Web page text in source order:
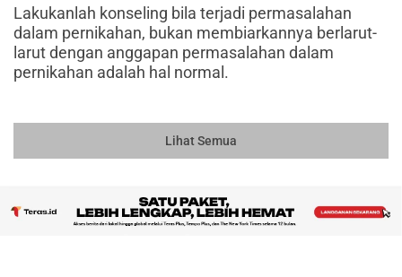
Lakukanlah konseling bila terjadi permasalahan
dalam pernikahan, bukan membiarkannya berlarut-
larut dengan anggapan permasalahan dalam
pernikahan adalah hal normal.
Lihat Semua